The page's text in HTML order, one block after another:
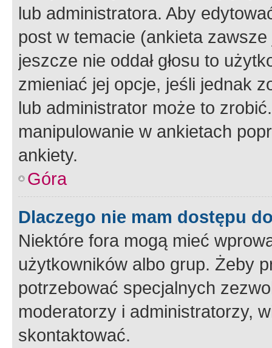
lub administratora. Aby
post w temacie (ankieta
jeszcze nie oddał głosu to
zmieniać jej opcje, jeśli jednak
lub administrator może to
manipulowanie w ankietach
ankiety.
Góra
Dlaczego nie mam dostępu
Niektóre fora mogą mieć
użytkowników albo grup. Żeby
potrzebować specjalnych
moderatorzy i administratorzy,
skontaktować.